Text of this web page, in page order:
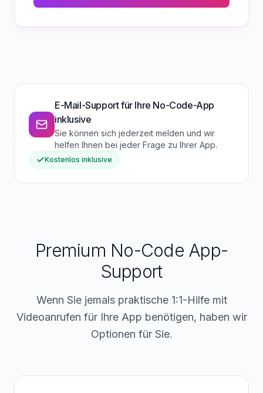
E-Mail-Support für Ihre No-Code-App
inklusive
Sie können sich jederzeit melden und wir
helfen Ihnen bei jeder Frage zu Ihrer App.
Kostenlos inklusive
Premium No-Code App-
Support
Wenn Sie jemals praktische 1:1-Hilfe mit
Videoanrufen für Ihre App benötigen, haben wir
Optionen für Sie.